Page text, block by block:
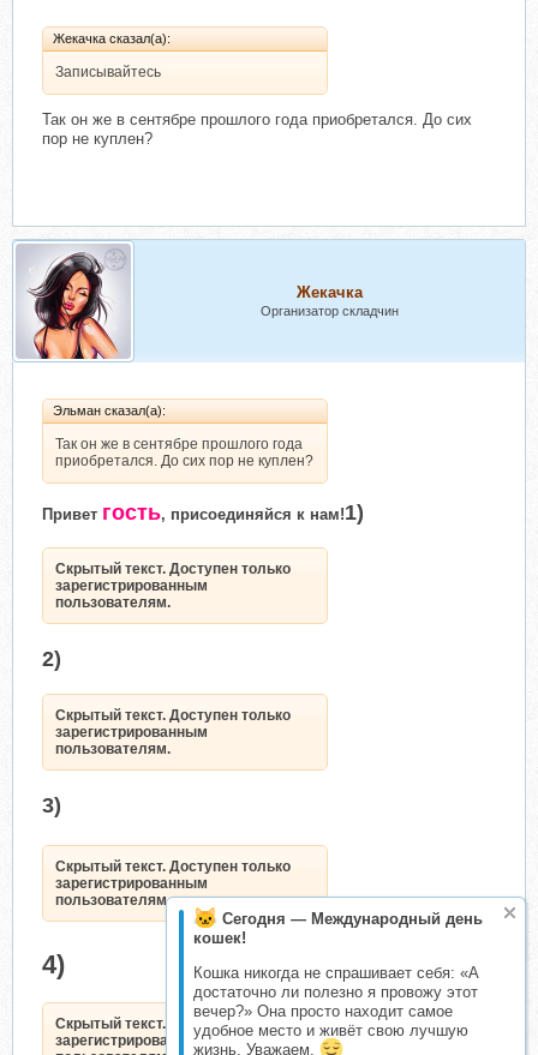
Сегодня — Международный день
кошек!
Кошка никогда не спрашивает себя: «А
достаточно ли полезно я провожу этот
вечер?» Она просто находит самое
удобное место и живёт свою лучшую
жизнь. Уважаем.
Жекачка сказал(а):
Записывайтесь
Так он же в сентябре прошлого года приобретался. До сих
пор не куплен?
Жекачка
Организатор складчин
Эльман сказал(а):
Так он же в сентябре прошлого года
приобретался. До сих пор не куплен?
Привет гость, присоединяйся к нам!1)
Скрытый текст. Доступен только
зарегистрированным
пользователям.
2)
Скрытый текст. Доступен только
зарегистрированным
пользователям.
3)
Скрытый текст. Доступен только
зарегистрированным
пользователям.
4)
Скрытый текст. Доступен только
зарегистрированным